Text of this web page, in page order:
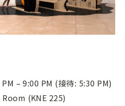
– 9:00 PM (接待: 5:30 PM)
(KNE 225)